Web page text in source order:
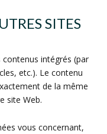
SITES
intégrés (par
etc.). Le contenu
de la même
site Web.
vous concernant,